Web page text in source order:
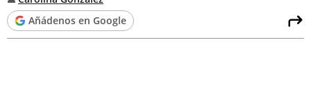
Añádenos en Google